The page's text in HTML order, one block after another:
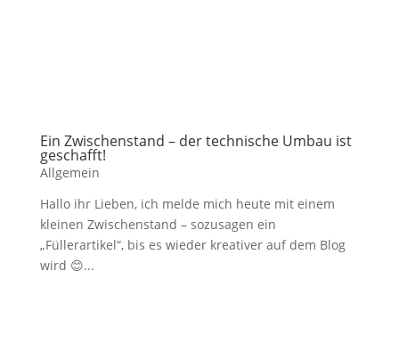
Ein Zwischenstand – der technische Umbau ist
geschafft!
Allgemein
Hallo ihr Lieben, ich melde mich heute mit einem
kleinen Zwischenstand – sozusagen ein
„Füllerartikel“, bis es wieder kreativer auf dem Blog
wird 😊...